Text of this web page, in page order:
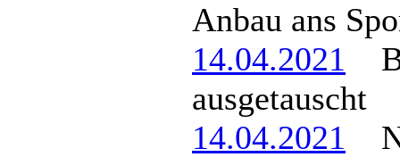
Anbau ans
14.04.2021
ausgetauscht
14.04.2021